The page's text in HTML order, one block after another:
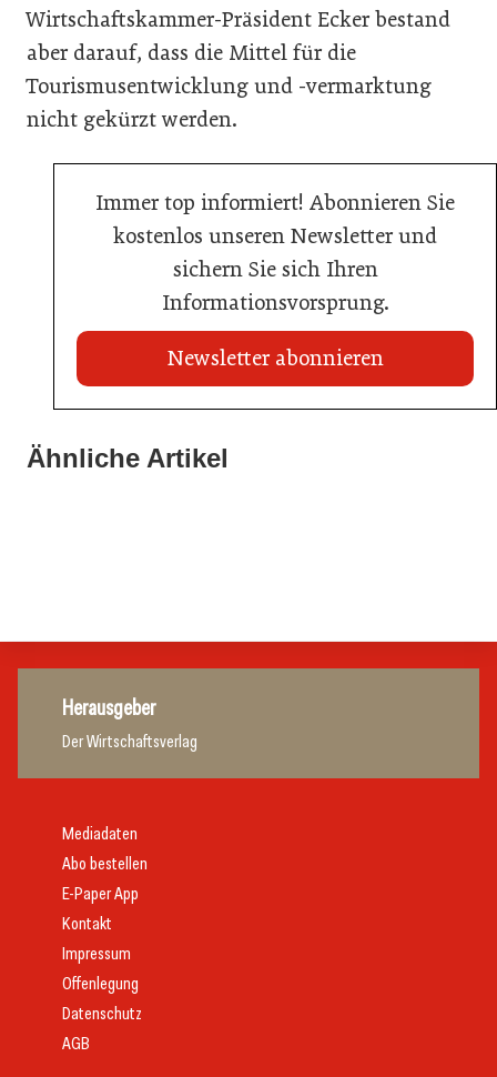
Wirtschaftskammer-Präsident Ecker bestand
aber darauf, dass die Mittel für die
Tourismusentwicklung und -vermarktung
nicht gekürzt werden.
Immer top informiert! Abonnieren Sie
kostenlos unseren Newsletter und
sichern Sie sich Ihren
Informationsvorsprung.
Newsletter abonnieren
Ähnliche Artikel
Travel Start-up Night 2026: Beste Tourismus-Idee
Herausgeber
Der Wirtschaftsverlag
Mediadaten
Abo bestellen
E-Paper App
Kontakt
Impressum
Offenlegung
Datenschutz
AGB